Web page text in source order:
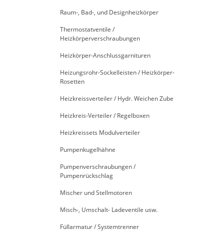
Raum-, Bad-, und Designheizkörper
Thermostatventile /
Heizkörperverschraubungen
Heizkörper-Anschlussgarnituren
Heizungsrohr-Sockelleisten / Heizkörper-
Rosetten
Heizkreissverteiler / Hydr. Weichen Zube
Heizkreis-Verteiler / Regelboxen
Heizkreissets Modulverteiler
Pumpenkugelhähne
Pumpenverschraubungen /
Pumpenrückschlag
Mischer und Stellmotoren
Misch-, Umschalt- Ladeventile usw.
Füllarmatur / Systemtrenner